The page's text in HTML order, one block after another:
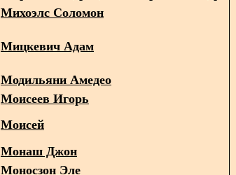
Михоэлс Соломон
Мицкевич Адам
Модильяни Амедео
Моисеев Игорь
Моисей
Монаш Джон
Моносзон Эле